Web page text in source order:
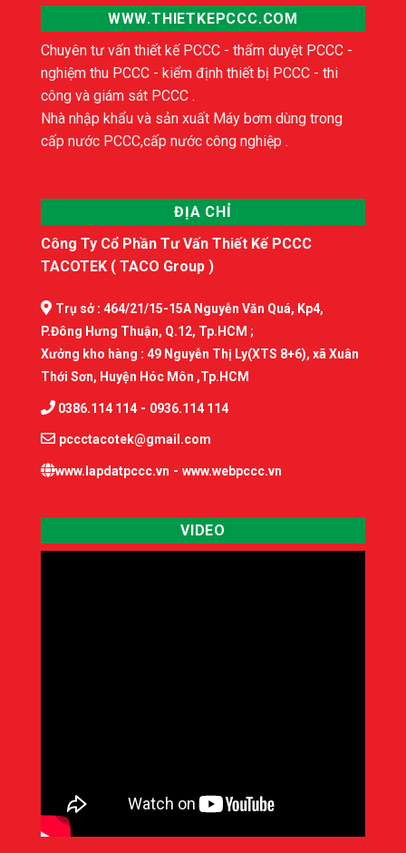
WWW.THIETKEPCCC.COM
Chuyên tư vấn thiết kế PCCC - thẩm duyệt PCCC -
nghiệm thu PCCC - kiểm định thiết bị PCCC - thi
công và giám sát PCCC .
Nhà nhập khẩu và sản xuất Máy bơm dùng trong
cấp nước PCCC,cấp nước công nghiệp .
ĐỊA CHỈ
Công Ty Cổ Phần Tư Vấn Thiết Kế PCCC
TACOTEK ( TACO Group )
Trụ sở : 464/21/15-15A Nguyễn Văn Quá, Kp4,
P.Đông Hưng Thuận, Q.12, Tp.HCM ;
Xưởng kho hàng : 49 Nguyễn Thị Ly(XTS 8+6), xã Xuân
Thới Sơn, Huyện Hóc Môn ,Tp.HCM
0386.114 114 - 0936.114 114
pccctacotek@gmail.com
www.lapdatpccc.vn - www.webpccc.vn
VIDEO